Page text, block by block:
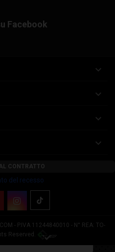
Facebook




CONTRATTO
del recesso
- P.IVA 11244840010 - N° REA: TO-
Reserved.
relative alla privacy